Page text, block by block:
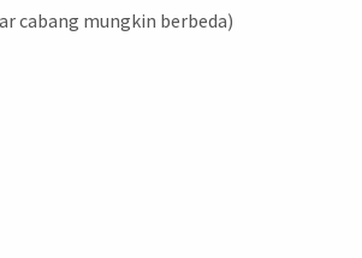
cabang mungkin berbeda)